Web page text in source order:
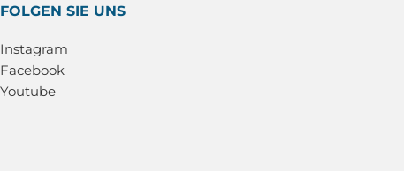
FOLGEN SIE UNS
Instagram
Facebook
Youtube